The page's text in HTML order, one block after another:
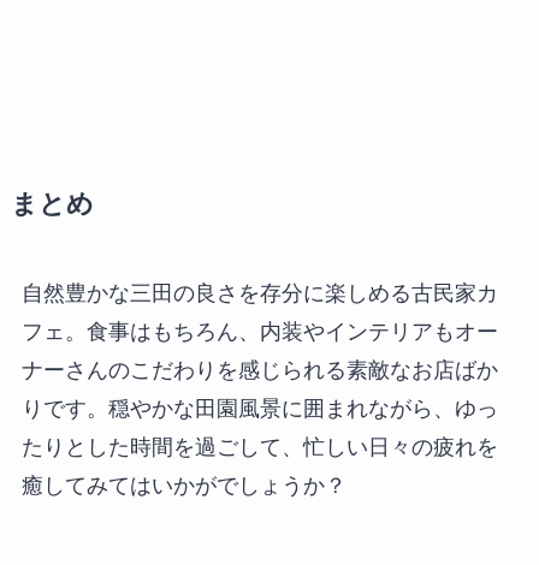
まとめ
自然豊かな三田の良さを存分に楽しめる古民家カ
フェ。食事はもちろん、内装やインテリアもオー
ナーさんのこだわりを感じられる素敵なお店ばか
りです。穏やかな田園風景に囲まれながら、ゆっ
たりとした時間を過ごして、忙しい日々の疲れを
癒してみてはいかがでしょうか？